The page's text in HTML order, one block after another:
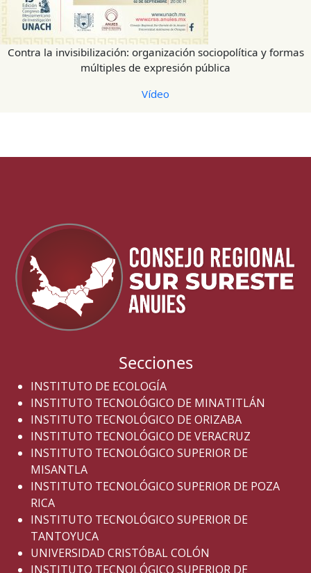
Contra la invisibilización: organización sociopolítica y formas
múltiples de expresión pública
Vídeo
Secciones
INSTITUTO DE ECOLOGÍA
INSTITUTO TECNOLÓGICO DE MINATITLÁN
INSTITUTO TECNOLÓGICO DE ORIZABA
INSTITUTO TECNOLÓGICO DE VERACRUZ
INSTITUTO TECNOLÓGICO SUPERIOR DE
MISANTLA
INSTITUTO TECNOLÓGICO SUPERIOR DE POZA
RICA
INSTITUTO TECNOLÓGICO SUPERIOR DE
TANTOYUCA
UNIVERSIDAD CRISTÓBAL COLÓN
INSTITUTO TECNOLÓGICO SUPERIOR DE